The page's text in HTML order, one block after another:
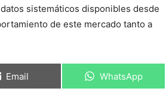
sistemáticos disponibles desde
de este mercado tanto a
C
Email C
WhatsApp